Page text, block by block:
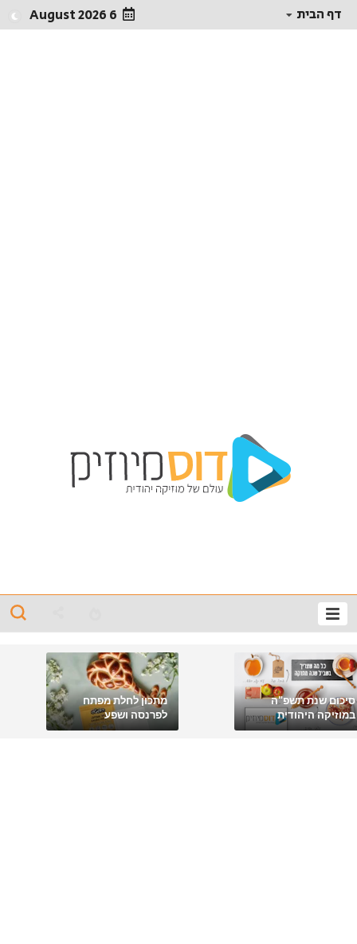
דף הבית 6 August 2026
סיכום שנת תשפ"ה
במוזיקה היהודית
מתכון לחלת מפתח
לפרנסה ושפע